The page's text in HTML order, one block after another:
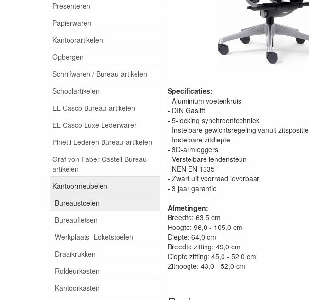
Presenteren
Papierwaren
Kantoorartikelen
Opbergen
Schrijfwaren / Bureau-artikelen
Schoolartikelen
EL Casco Bureau-artikelen
EL Casco Luxe Lederwaren
Pinetti Lederen Bureau-artikelen
Graf von Faber Castell Bureau-
artikelen
Kantoormeubelen
Bureaustoelen
Bureaufietsen
Werkplaats- Loketstoelen
Draaikrukken
Roldeurkasten
Kantoorkasten
Specificaties:
- Aluminium voetenkruis
- DIN Gaslift
- 5-locking synchroontechniek
- Instelbare gewichtsregeling vanuit zitspositie
- Instelbare zitdiepte
- 3D-armleggers
- Verstelbare lendensteun
- NEN EN 1335
- Zwart uit voorraad leverbaar
- 3 jaar garantie
Afmetingen:
Breedte: 63,5 cm
Hoogte: 96,0 - 105,0 cm
Diepte: 64,0 cm
Breedte zitting: 49,0 cm
Diepte zitting: 45,0 - 52,0 cm
Zithoogte: 43,0 - 52,0 cm